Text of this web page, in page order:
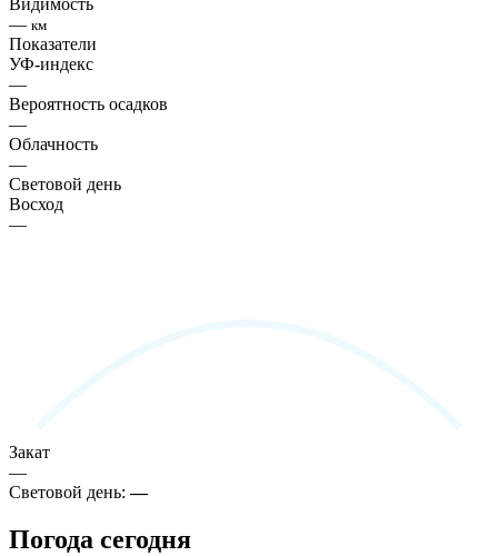
Видимость
— км
Показатели
УФ-индекс
—
Вероятность осадков
—
Облачность
—
Световой день
Восход
—
Закат
—
Световой день:—
Погода сегодня